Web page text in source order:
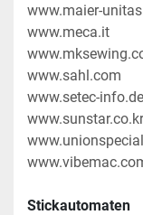
www.maier-
www.meca.it
www.sahl.com
www.setec-info.de
www.sunstar.co.kr
Stickautomaten